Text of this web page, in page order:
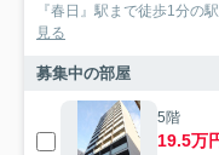
『春日』駅まで徒歩1分の
見る
募集中の部屋
5階
19.5万